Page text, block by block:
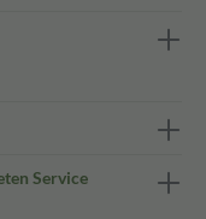
Service